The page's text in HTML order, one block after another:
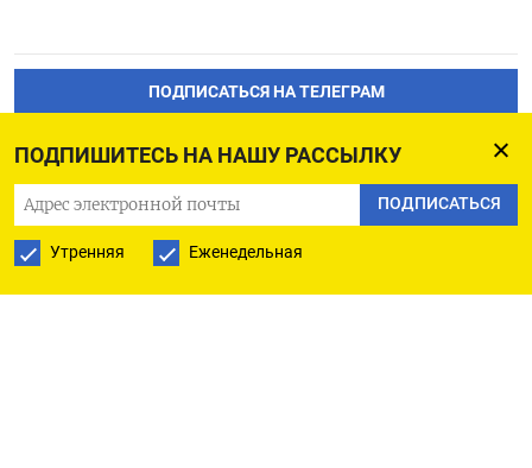
ПОДПИШИТЕСЬ НА НАШУ РАССЫЛКУ
ПОДПИСАТЬСЯ
Утренняя Еженедельная
ПОДПИСАТЬСЯ НА ТЕЛЕГРАМ
ПОДПИСАТЬСЯ В GOOGLE